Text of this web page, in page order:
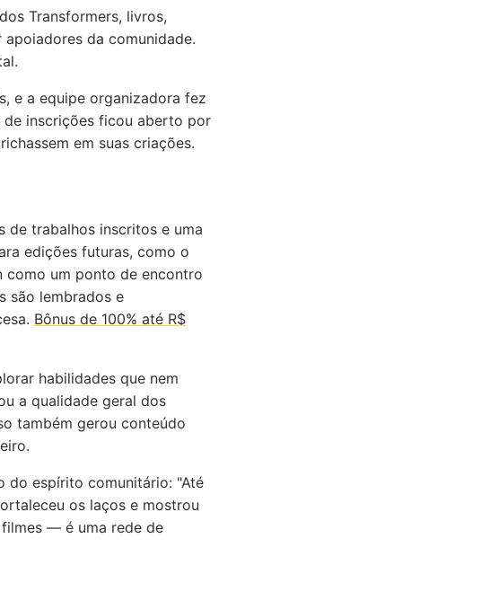
Transformers, livros,
da comunidade.
e a equipe organizadora fez
de inscrições ficou aberto por
em suas criações.
de trabalhos inscritos e uma
edições futuras, como o
como um ponto de encontro
são lembrados e
Bônus de 100% até R$
habilidades que nem
a qualidade geral dos
também gerou conteúdo
do espírito comunitário: "Até
os laços e mostrou
— é uma rede de